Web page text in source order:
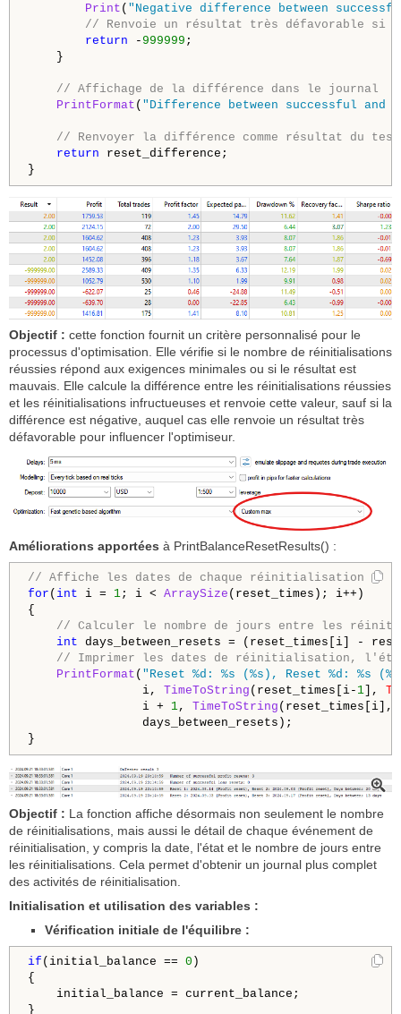
Print ( "Negative difference between
// Renvoie un résultat très défavorable si
return - 999999 ;
}
// Affichage de la différence dans le journal
PrintFormat ( "Difference between successful and
// Renvoyer la différence comme résultat du
return reset_difference;
Objectif : cette fonction fournit un critère personnalisé pour le
processus d'optimisation. Elle vérifie si le nombre de réinitialisations
réussies répond aux exigences minimales ou si le résultat est
mauvais. Elle calcule la différence entre les réinitialisations réussies
et les réinitialisations infructueuses et renvoie cette valeur, sauf si la
différence est négative, auquel cas elle renvoie un résultat très
défavorable pour influencer l'optimiseur.
Améliorations apportées à PrintBalanceResetResults() :
// Affiche les dates de chaque réinitialisation et
for ( int i = 1; i < ArraySize (reset_times); i++)
{
// Calculer le nombre de jours entre les
int days_between_resets = (reset_times[i] -
// Imprimer les dates de réinitialisation,
PrintFormat ( "Reset %d: %s (%s), Reset %d: %s
i, TimeToString (reset_times[i- 1 ],
i + 1, TimeToString (reset_times[i],
days_between_resets);
Objectif : La fonction affiche désormais non seulement le nombre
de réinitialisations, mais aussi le détail de chaque événement de
réinitialisation, y compris la date, l'état et le nombre de jours entre
les réinitialisations. Cela permet d'obtenir un journal plus complet
des activités de réinitialisation.
Initialisation et utilisation des variables :
Vérification initiale de l'équilibre :
if (initial_balance == 0 )
{
initial_balance = current_balance;